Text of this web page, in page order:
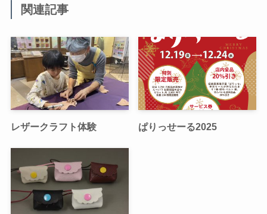
関連記事
レザークラフト体験 ぱりっせーる2025